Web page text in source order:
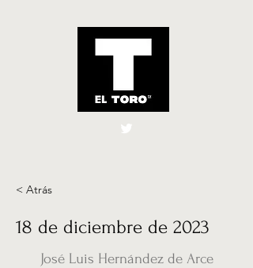
El Toro España
< Atrás
18 de diciembre de 2023
José Luis Hernández de Arce